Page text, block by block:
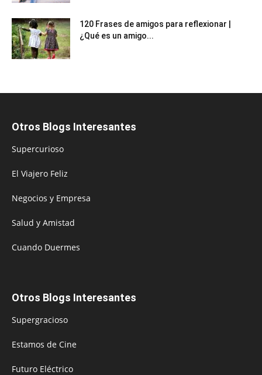
120 Frases de amigos para reflexionar |
¿Qué es un amigo...
Otros Blogs Interesantes
Supercurioso
El Viajero Feliz
Negocios y Empresa
Salud y Amistad
Cuando Duermes
Otros Blogs Interesantes
Supergracioso
Estamos de Cine
Futuro Eléctrico